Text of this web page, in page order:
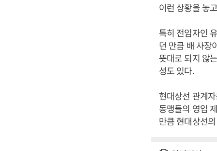
이런 상황을 놓
특히 전임자인
던 만큼 배 사장
뜻대로 되지 않
성도 있다.
현대상선 관계
동맹들의 영입
만큼 현대상선